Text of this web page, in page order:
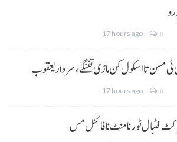
17 hours ago 0
مسن تا اسکول کن ماڑی تفنگے، سردار یعقوب
17 hours ago 0
فٹبال ٹورنامنٹ نا فائنل مس